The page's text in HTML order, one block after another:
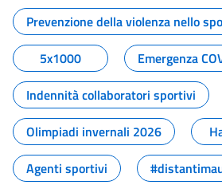
Tutti i contenuti
Prevenzione della violenza nello
5x1000
Emergenza
Indennità collaboratori sportivi
Olimpiadi invernali 2026
Agenti sportivi